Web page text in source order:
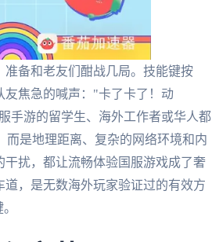
备和老友们酣战几局。技能键按
焦急的喊声："卡了卡了！动
手游的留学生、海外工作者或华人都
是地理距离、复杂的网络环境和内
扰，都让流畅体验国服游戏成了奢
，是无数海外玩家验证过的有效方